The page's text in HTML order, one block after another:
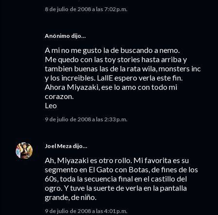
8 de julio de 2008 a las 7:02 p.m.
Anónimo dijo…
A mi no me gusto la de buscando a nemo.
Me quedo con las toy stories hasta arriba y
tambien buenas las de la rata wila, monsters inc
y los increibles. LallE espero verla este fin.
Ahora Miyazaki, ese lo amo con todo mi
corazon.
Leo
9 de julio de 2008 a las 2:33 p.m.
Joel Meza dijo…
Ah, Miyazaki es otro rollo. Mi favorita es su
segmento en El Gato con Botas, de fines de los
60s, toda la secuencia final en el castillo del
ogro. Y tuve la suerte de verla en la pantalla
grande, de niño.
9 de julio de 2008 a las 4:01 p.m.